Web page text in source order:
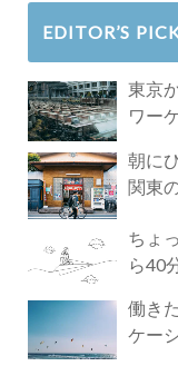
EDITOR’S
東京
ワー
朝に
関東
ちょ
ら40
働き
ケー